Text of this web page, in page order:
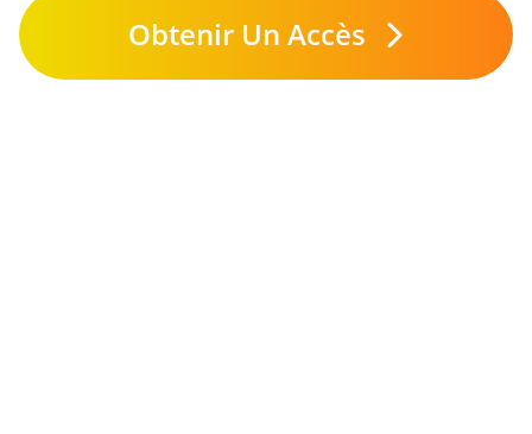
Obtenir Un Accès